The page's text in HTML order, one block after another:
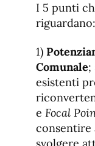
I 5 punti
riguardano:
1)
Comunale;
esistenti
e Focal
consentire